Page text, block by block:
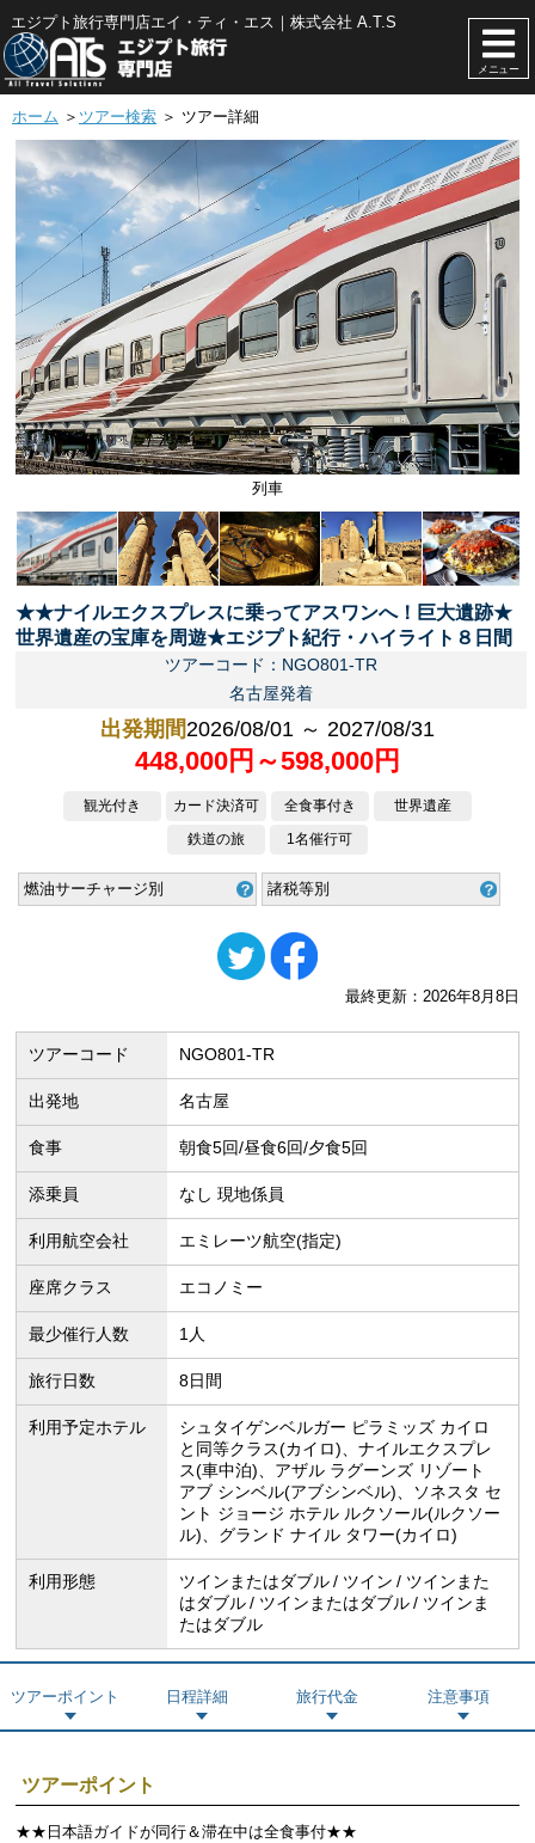
エジプト旅行専門店エイ・ティ・エス｜株式会社 A.T.S
メニュー
ホーム ＞ ツアー検索 ＞ ツアー詳細
列車
★★ナイルエクスプレスに乗ってアスワンへ！巨大遺跡★
世界遺産の宝庫を周遊★エジプト紀行・ハイライト８日間
ツアーコード：NGO801-TR
名古屋発着
出発期間2026/08/01 ～ 2027/08/31
448,000円～598,000円
観光付き カード決済可 全食事付き
世界遺産
鉄道の旅
1名催行可
燃油サーチャージ別 諸税等別
最終更新：2026年8月8日
ツアーコード NGO801-TR
出発地 名古屋
食事 朝食5回/昼食6回/夕食5回
添乗員 なし 現地係員
利用航空会社 エミレーツ航空(指定)
座席クラス エコノミー
最少催行人数 1人
旅行日数 8日間
利用予定ホテル
シュタイゲンベルガー ピラミッズ カイロ
と同等クラス(カイロ)、ナイルエクスプレ
ス(車中泊)、アザル ラグーンズ リゾート
アブ シンベル(アブシンベル)、ソネスタ セ
ント ジョージ ホテル ルクソール(ルクソー
ル)、グランド ナイル タワー(カイロ)
利用形態 ツインまたはダブル ツイン
ツインまた
はダブル
ツインまたはダブル
ツインま
たはダブル
ツアーポイント 日程詳細 旅行代金 注意事項
ツアーポイント
★★日本語ガイドが同行＆滞在中は全食事付★★